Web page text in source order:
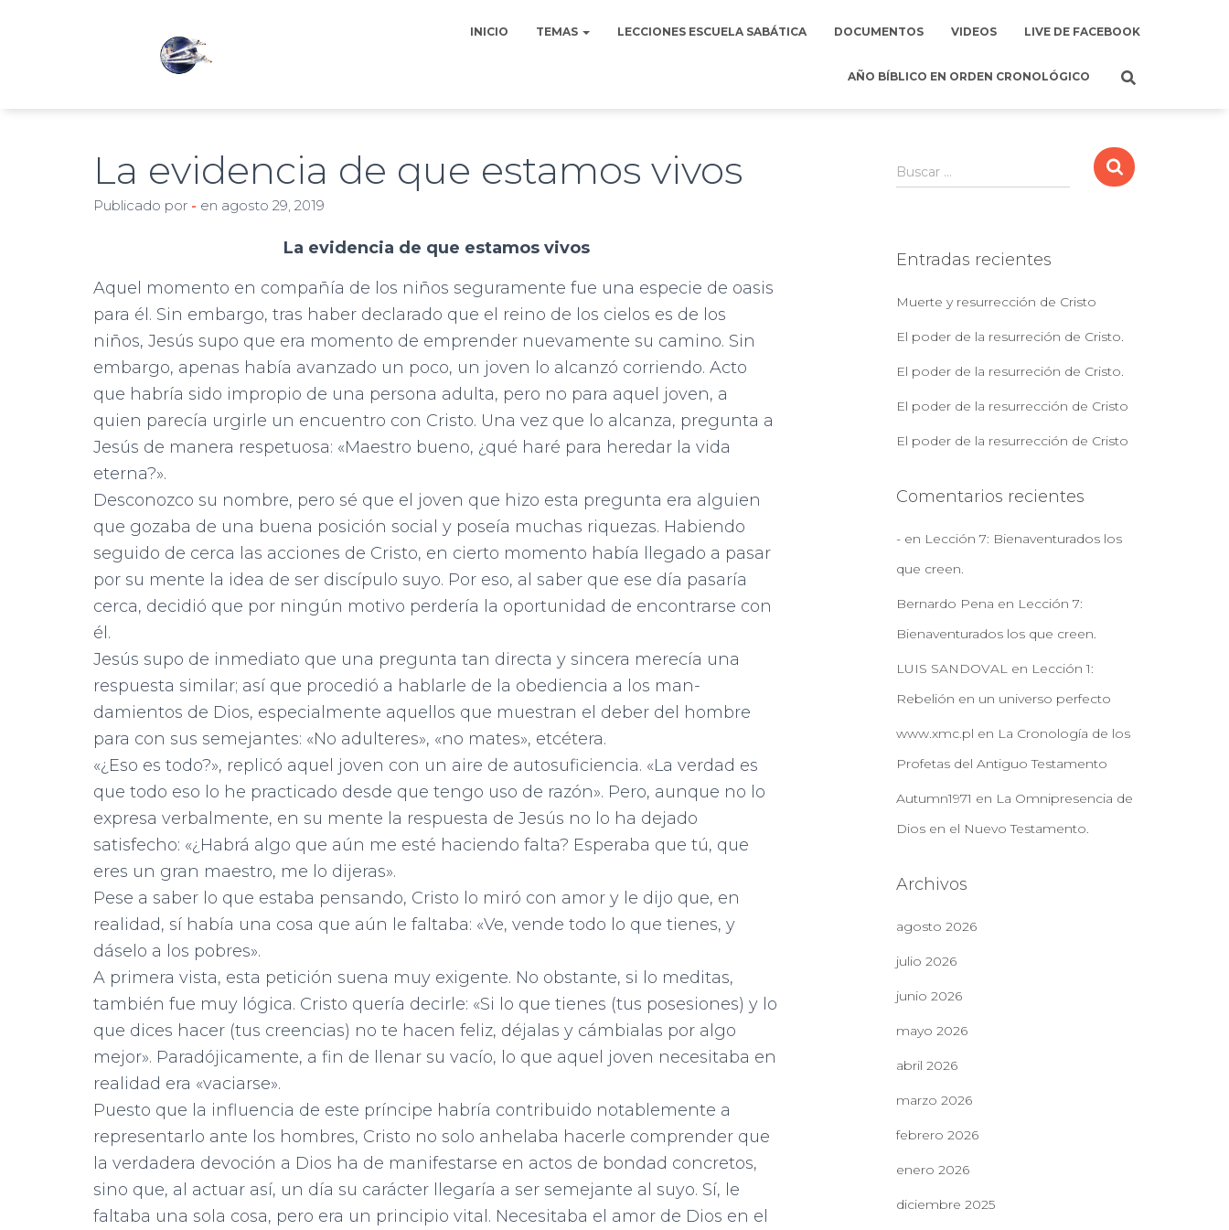
INICIO TEMAS LECCIONES ESCUELA SABÁTICA DOCUMENTOS VIDEOS LIVE DE FACEBOOK
AÑO BÍBLICO EN ORDEN CRONOLÓGICO
La evidencia de que estamos vivos
Publicado por - en agosto 29, 2019
La evidencia de que estamos vivos
Aquel momento en compañía de los niños seguramente fue una especie de oasis
para él. Sin embargo, tras haber declarado que el reino de los cielos es de los
niños, Jesús supo que era momento de emprender nue­vamente su camino. Sin
embargo, apenas había avanzado un poco, un joven lo alcanzó corriendo. Acto
que habría sido impropio de una persona adulta, pero no para aquel joven, a
quien parecía urgirle un encuentro con Cristo. Una vez que lo alcanza, pregunta a
Jesús de manera respetuosa: «Maestro bueno, ¿qué haré para heredar la vida
eterna?».
Desconozco su nombre, pero sé que el joven que hizo esta pregunta era alguien
que gozaba de una buena posición social y poseía muchas riquezas. Habiendo
seguido de cerca las acciones de Cristo, en cierto momento había llegado a pasar
por su mente la idea de ser discípulo suyo. Por eso, al saber que ese día pasaría
cerca, decidió que por ningún motivo perdería la oportunidad de encontrarse con
él.
Jesús supo de inmediato que una pregunta tan directa y sincera merecía una
respuesta similar; así que procedió a hablarle de la obediencia a los man­
damientos de Dios, especialmente aquellos que muestran el deber del hom­bre
para con sus semejantes: «No adulteres», «no mates», etcétera.
«¿Eso es todo?», replicó aquel joven con un aire de autosuficiencia. «La verdad es
que todo eso lo he practicado desde que tengo uso de razón». Pero, aunque no lo
expresa verbalmente, en su mente la respuesta de Jesús no lo ha dejado
satisfecho: «¿Habrá algo que aún me esté haciendo falta? Esperaba que tú, que
eres un gran maestro, me lo dijeras».
Pese a saber lo que estaba pensando, Cristo lo miró con amor y le dijo que, en
realidad, sí había una cosa que aún le faltaba: «Ve, vende todo lo que tienes, y
dáselo a los pobres».
A primera vista, esta petición suena muy exigente. No obstante, si lo me­ditas,
también fue muy lógica. Cristo quería decirle: «Si lo que tienes (tus posesiones) y lo
que dices hacer (tus creencias) no te hacen feliz, déjalas y cámbialas por algo
mejor». Paradójicamente, a fin de llenar su vacío, lo que aquel joven necesitaba en
realidad era «vaciarse».
Puesto que la influencia de este príncipe habría contribuido notablemen­te a
representarlo ante los hombres, Cristo no solo anhelaba hacerle compren­der que
la verdadera devoción a Dios ha de manifestarse en actos de bondad concretos,
sino que, al actuar así, un día su carácter llegaría a ser semejante al suyo. Sí, le
faltaba una sola cosa, pero era un principio vital. Necesitaba el amor de Dios en el
B
u
r
Buscar …
Entradas recientes
Muerte y resurrección de Cristo
El poder de la resurreción de Cristo.
El poder de la resurreción de Cristo.
El poder de la resurrección de Cristo
El poder de la resurrección de Cristo
Comentarios recientes
-en Lección 7: Bienaventurados los
que creen.
Bernardo Pena en Lección 7:
Bienaventurados los que creen.
LUIS SANDOVALen Lección 1:
Rebelión en un universo perfecto
www.xmc.pl en La Cronología de los
Profetas del Antiguo Testamento
Autumn1971 en La Omnipresencia de
Dios en el Nuevo Testamento.
Archivos
agosto 2026
julio 2026
junio 2026
mayo 2026
abril 2026
marzo 2026
febrero 2026
enero 2026
diciembre 2025